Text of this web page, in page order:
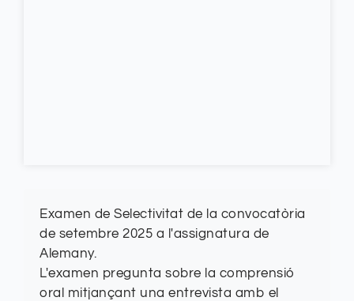
Examen de Selectivitat de la convocatòria
de setembre 2025 a l'assignatura de
Alemany.
L'examen pregunta sobre la comprensió
oral mitjançant una entrevista amb el